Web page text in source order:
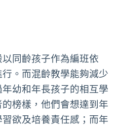
同齡孩子作為編班依
。而混齡教學能夠減少
幼和年長孩子的相互學
榜樣，他們會想達到年
欲及培養責任感；而年